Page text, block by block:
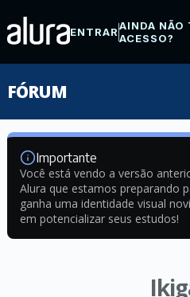
ENTRARAINDA NÃO
ACESSO?
FÓRUM
Importante
Você está vendo a versão
Alura que estamos preparando
ganha uma identidade visual
em potencializar seus estudos!